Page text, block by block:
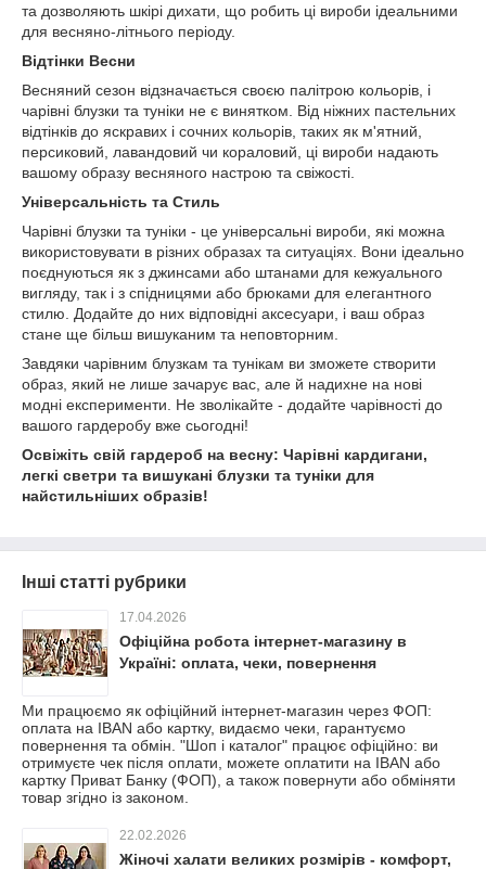
та дозволяють шкірі дихати, що робить ці вироби ідеальними
для весняно-літнього періоду.
Відтінки Весни
Весняний сезон відзначається своєю палітрою кольорів, і
чарівні блузки та туніки не є винятком. Від ніжних пастельних
відтінків до яскравих і сочних кольорів, таких як м'ятний,
персиковий, лавандовий чи кораловий, ці вироби надають
вашому образу весняного настрою та свіжості.
Універсальність та Стиль
Чарівні блузки та туніки - це універсальні вироби, які можна
використовувати в різних образах та ситуаціях. Вони ідеально
поєднуються як з джинсами або штанами для кежуального
вигляду, так і з спідницями або брюками для елегантного
стилю. Додайте до них відповідні аксесуари, і ваш образ
стане ще більш вишуканим та неповторним.
Завдяки чарівним блузкам та тунікам ви зможете створити
образ, який не лише зачарує вас, але й надихне на нові
модні експерименти. Не зволікайте - додайте чарівності до
вашого гардеробу вже сьогодні!
Освіжіть свій гардероб на весну: Чарівні кардигани,
легкі светри та вишукані блузки та туніки для
найстильніших образів!
Інші статті рубрики
17.04.2026
Офіційна робота інтернет-магазину в
Україні: оплата, чеки, повернення
Ми працюємо як офіційний інтернет-магазин через ФОП:
оплата на IBAN або картку, видаємо чеки, гарантуємо
повернення та обмін. "Шоп і каталог" працює офіційно: ви
отримуєте чек після оплати, можете оплатити на IBAN або
картку Приват Банку (ФОП), а також повернути або обміняти
товар згідно із законом.
22.02.2026
Жіночі халати великих розмірів - комфорт,